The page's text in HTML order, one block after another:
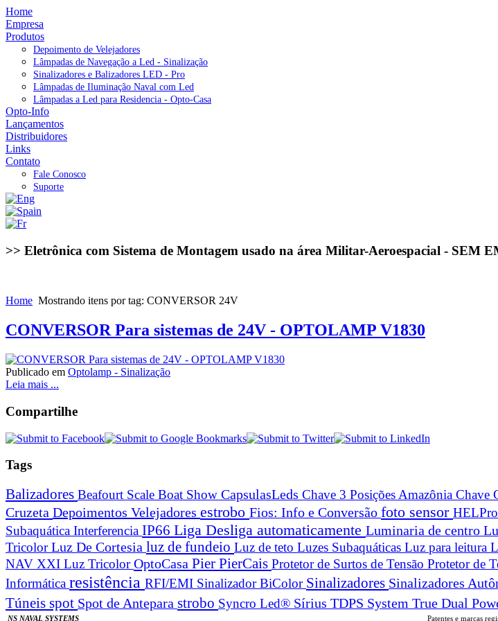
Home
Empresa
Produtos
Depoimento de Velejadores
Lâmpadas de Navegação a Led - Sinalização
Sinalizadores e Balizadores LED - Pro
Lâmpadas de Iluminação Naval com Led
Lâmpadas a Led para Residencia - Opto-Casa
Opto-Info
Lançamentos
Distribuidores
Links
Contato
Fale Conosco
Suporte
>> Eletrônica com Sistema de Montagem usado na área Militar-Aeroespacial - SEM
Home Mostrando itens por tag: CONVERSOR 24V
CONVERSOR Para sistemas de 24V - OPTOLAMP V1830
Publicado em Optolamp - Sinalização
Leia mais ...
Compartilhe
Tags
Balizadores Beafourt Scale Boat Show CapsulasLeds Chave 3 Posições Amazônia Chave
Cruzeta Depoimentos Velejadores estrobo Fios: Info e Conversão foto sensor
Subaquática Interferencia IP66 Liga Desliga automaticamente Luminaria de centro
TricolorLuz De Cortesia luz de fundeio Luz de teto Luzes Subaquáticas Luz para leitura
NAV XXI Luz TricolorOptoCasa Pier PierCais Protetor de Surtos de Tensão Protetor de
Informática resistência RFI/EMI Sinalizador BiColor Sinalizadores Sinalizadores
Túneis spot Spot de Antepara strobo Syncro Led® Sírius TDPS System True Dual
NS NAVAL SYSTEMS Patentes e marcas